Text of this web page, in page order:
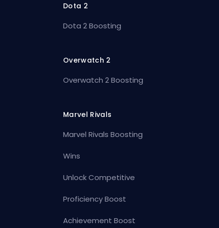
Dota 2
Dota 2 Boosting
Overwatch 2
Overwatch 2 Boosting
Marvel Rivals
Marvel Rivals Boosting
Wins
Unlock Competitive
Proficiency Boost
Achievement Boost